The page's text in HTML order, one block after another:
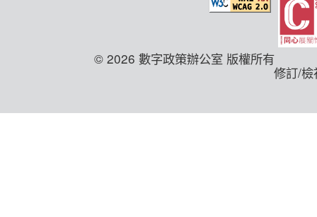
© 2026 數字政策辦公室 版權所有
修訂/